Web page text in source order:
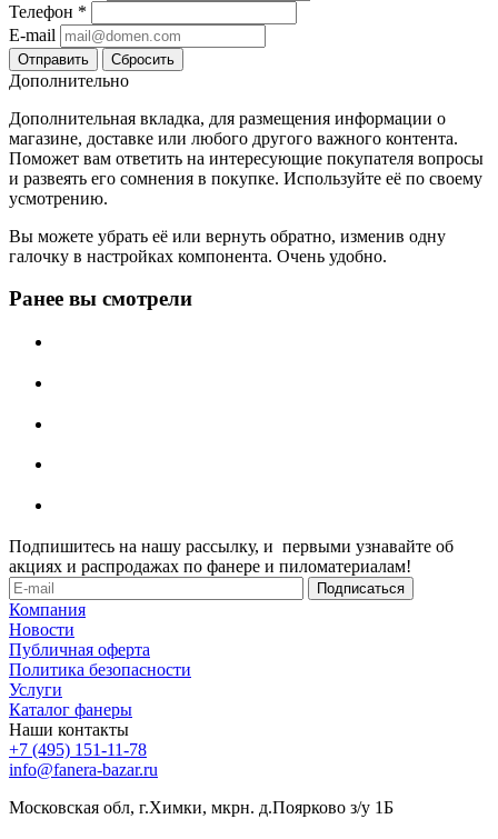
Телефон *
E-mail
Сбросить
Дополнительно
Дополнительная вкладка, для размещения информации о
магазине, доставке или любого другого важного контента.
Поможет вам ответить на интересующие покупателя вопросы
и развеять его сомнения в покупке. Используйте её по своему
усмотрению.
Вы можете убрать её или вернуть обратно, изменив одну
галочку в настройках компонента. Очень удобно.
Ранее вы смотрели
Подпишитесь на нашу рассылку, и первыми узнавайте об
акциях и распродажах по фанере и пиломатериалам!
Компания
Новости
Публичная оферта
Политика безопасности
Услуги
Каталог фанеры
Наши контакты
+7 (495) 151-11-78
info@fanera-bazar.ru
Московская обл, г.Химки, мкрн. д.Поярково з/у 1Б